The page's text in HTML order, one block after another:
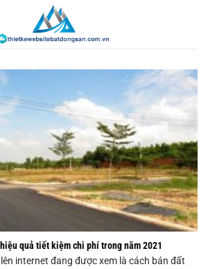
quả tiết kiệm chi phí trong năm 2021
internet đang được xem là cách bán đất